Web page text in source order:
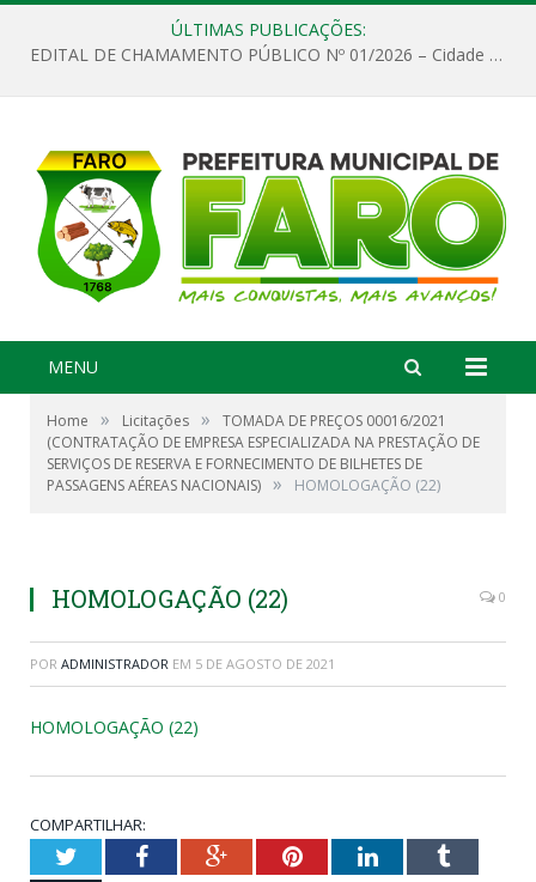
ÚLTIMAS PUBLICAÇÕES:
EDITAL DE CHAMAMENTO PÚBLICO Nº 01/2026 – Cidade de Faro
MENU
Home » Licitações »
TOMADA DE PREÇOS 00016/2021
(CONTRATAÇÃO DE EMPRESA ESPECIALIZADA NA PRESTAÇÃO DE
SERVIÇOS DE RESERVA E FORNECIMENTO DE BILHETES DE
PASSAGENS AÉREAS NACIONAIS) » HOMOLOGAÇÃO (22)
HOMOLOGAÇÃO (22) 0
POR ADMINISTRADOR EM 5 DE AGOSTO DE 2021
HOMOLOGAÇÃO (22)
COMPARTILHAR:
TwitterFacebookGoogle+PinterestLinkedInTumblr